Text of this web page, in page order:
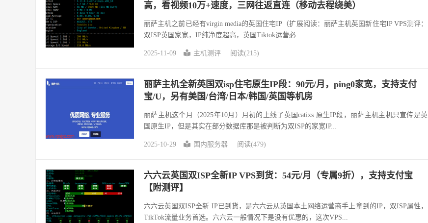
高，看视频10万+速度，三网往返直连（移动去程绕美）
丽萨主机之前已经有virgin media的英国住宅IP（扩展阅读：丽萨主机英国新住宅IP VPS测评：
双ISP英国家宽，IP纯净度超高，英国Tiktok运营必...
2025-11-09 主机测评 阅读(215)
丽萨主机全新英国双isp住宅原生IP段：90元/月，ping0家宽，支持支付
宝/U，另有美国/台湾/日本/韩国/英国等机房
丽萨主机这个月（2025年10月）月初的上线了英国catixs 原生IP段，丽萨主机主机只宣传是英
国原生IP，但是其实在部分数据库那是被判断为双ISP的家宽IP...
2025-10-29 国内服务器 阅读(479)
六六云英国双ISP全新IP VPS到货：54元/月（专属9折），支持支付宝
【附测评】
六六云英国双ISP全新 IP已到货，是六六云从英国本土网络运营商手上拿到的IP，双ISP属性，
TikTok流量业务首选。六六云一般情况下是没有优惠的，这次VPS...